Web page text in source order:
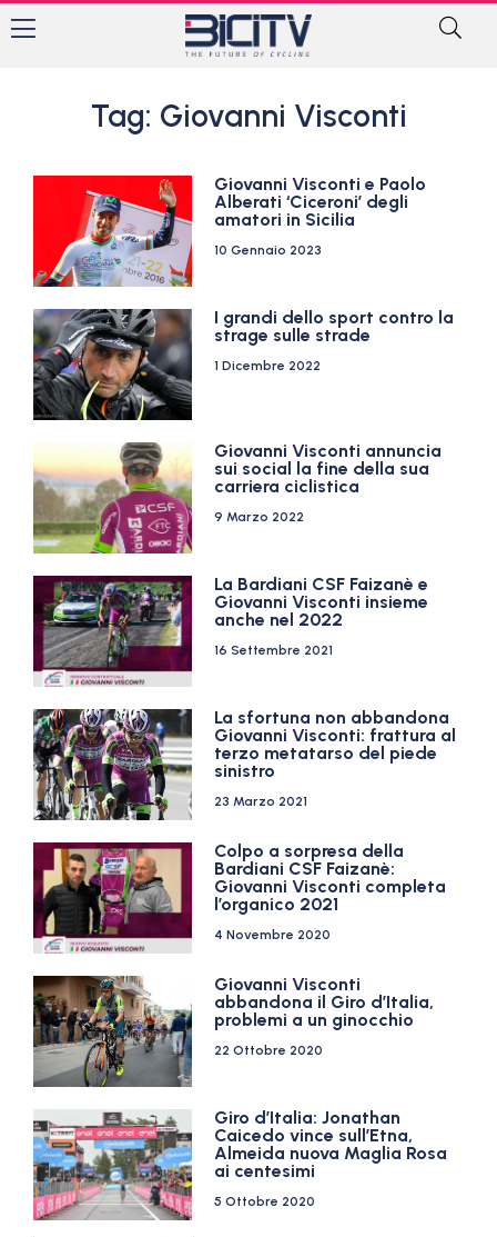
Tag: Giovanni Visconti
Giovanni Visconti e Paolo
Alberati ‘Ciceroni’ degli
amatori in Sicilia
10 Gennaio 2023
I grandi dello sport contro la
strage sulle strade
1 Dicembre 2022
Giovanni Visconti annuncia
sui social la fine della sua
carriera ciclistica
9 Marzo 2022
La Bardiani CSF Faizanè e
Giovanni Visconti insieme
anche nel 2022
16 Settembre 2021
La sfortuna non abbandona
Giovanni Visconti: frattura al
terzo metatarso del piede
sinistro
23 Marzo 2021
Colpo a sorpresa della
Bardiani CSF Faizanè:
Giovanni Visconti completa
l’organico 2021
4 Novembre 2020
Giovanni Visconti
abbandona il Giro d’Italia,
problemi a un ginocchio
22 Ottobre 2020
Giro d’Italia: Jonathan
Caicedo vince sull’Etna,
Almeida nuova Maglia Rosa
ai centesimi
5 Ottobre 2020